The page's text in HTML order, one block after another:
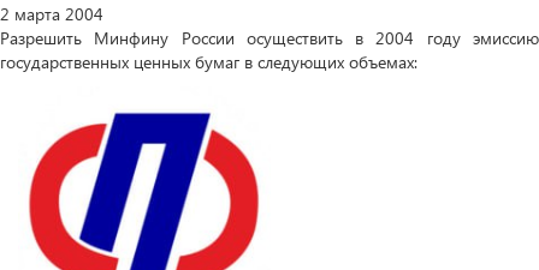
2 марта 2004
Разрешить Минфину России осуществить в 2004 году эмиссию
государственных ценных бумаг в следующих объемах: